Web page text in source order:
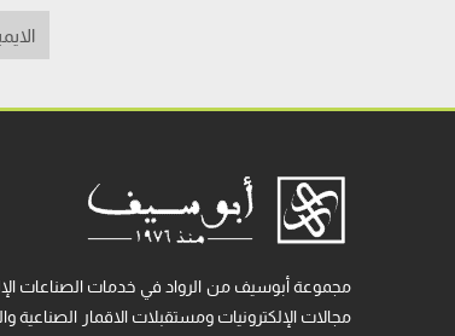
مجموعة أبوسيف من الرواد في خدمات الصناعات
مجالات الإلكترونيات ومستقبلات الاقمار الصناعية